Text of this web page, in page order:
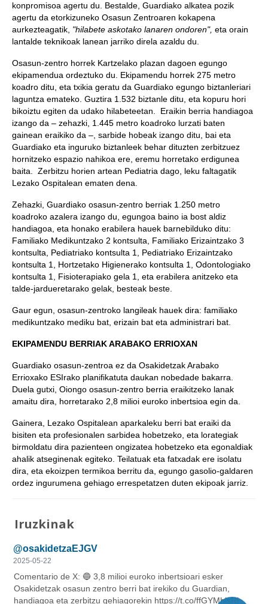
konpromisoa agertu du. Bestalde, Guardiako alkatea pozik
agertu da etorkizuneko Osasun Zentroaren kokapena
aurkezteagatik, "hilabete askotako lanaren ondoren", eta orain
lantalde teknikoak lanean jarriko direla azaldu du.
Osasun-zentro horrek Kartzelako plazan dagoen egungo
ekipamendua ordeztuko du. Ekipamendu horrek 275 metro
koadro ditu, eta txikia geratu da Guardiako egungo biztanleriari
laguntza emateko. Guztira 1.532 biztanle ditu, eta kopuru hori
bikoiztu egiten da udako hilabeteetan. Eraikin berria handiagoa
izango da – zehazki, 1.445 metro koadroko lurzati baten
gainean eraikiko da –, sarbide hobeak izango ditu, bai eta
Guardiako eta inguruko biztanleek behar dituzten zerbitzuez
hornitzeko espazio nahikoa ere, eremu horretako erdigunea
baita. Zerbitzu horien artean Pediatria dago, leku faltagatik
Lezako Ospitalean ematen dena.
Zehazki, Guardiako osasun-zentro berriak 1.250 metro
koadroko azalera izango du, egungoa baino ia bost aldiz
handiagoa, eta honako erabilera hauek barnebilduko ditu:
Familiako Medikuntzako 2 kontsulta, Familiako Erizaintzako 3
kontsulta, Pediatriako kontsulta 1, Pediatriako Erizaintzako
kontsulta 1, Hortzetako Higienerako kontsulta 1, Odontologiako
kontsulta 1, Fisioterapiako gela 1, eta erabilera anitzeko eta
talde-jardueretarako gelak, besteak beste.
Gaur egun, osasun-zentroko langileak hauek dira: familiako
medikuntzako mediku bat, erizain bat eta administrari bat.
EKIPAMENDU BERRIAK ARABAKO ERRIOXAN
Guardiako osasun-zentroa ez da Osakidetzak Arabako
Errioxako ESIrako planifikatuta daukan nobedade bakarra.
Duela gutxi, Oiongo osasun-zentro berria eraikitzeko lanak
amaitu dira, horretarako 2,8 milioi euroko inbertsioa egin da.
Gainera, Lezako Ospitalean aparkaleku berri bat eraiki da
bisiten eta profesionalen sarbidea hobetzeko, eta lorategiak
birmoldatu dira pazienteen ongizatea hobetzeko eta egonaldiak
ahalik atseginenak egiteko. Teilatuak eta fatxadak ere isolatu
dira, eta ekoizpen termikoa berritu da, egungo gasolio-galdaren
ordez ingurumena gehiago errespetatzen duten ekipoak jarriz.
Iruzkinak